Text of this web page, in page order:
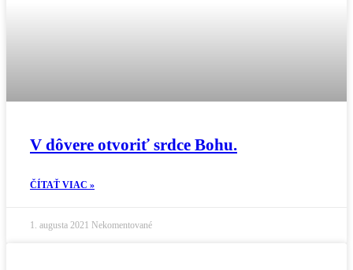
V dôvere otvoriť srdce Bohu.
ČÍTAŤ VIAC »
1. augusta 2021 Nekomentované